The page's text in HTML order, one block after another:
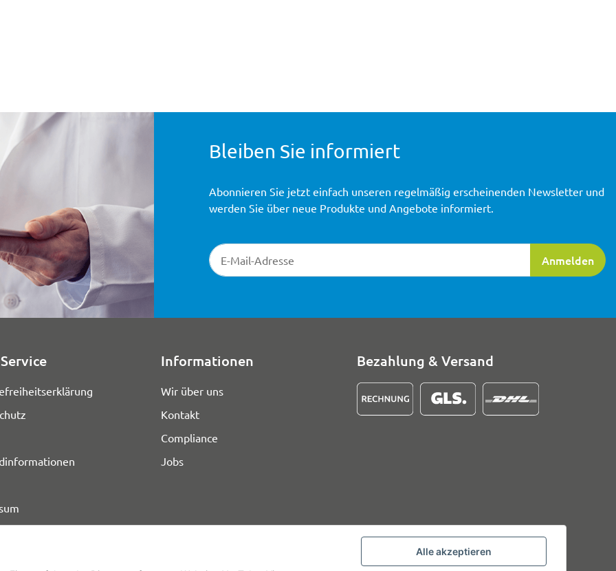
Alle akzeptieren
Bleiben Sie informiert
Newsletter-Registrierung
Anmelden
Abonnieren Sie jetzt einfach unseren regelmäßig erscheinenden Newsletter und
werden Sie über neue Produkte und Angebote informiert.
Informationen
Wir über uns
Kontakt
Compliance
Jobs
Bezahlung & Versand